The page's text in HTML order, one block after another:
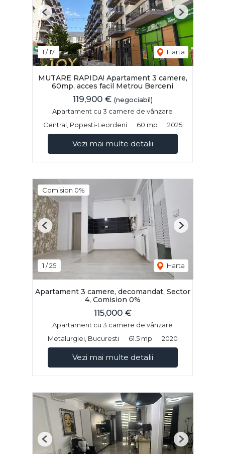
1 /17 Harta
Previous Next
MUTARE RAPIDA! Apartament 3 camere,
60mp, acces facil Metrou Berceni
119,900 € (negociabil)
Apartament cu 3 camere de vânzare
Central, Popesti-Leordeni
60 mp 2025
Vezi mai multe detalii
Comision 0%
1 /25 Harta
Previous Next
Apartament 3 camere, decomandat, Sector
4, Comision 0%
115,000 €
Apartament cu 3 camere de vânzare
Metalurgiei, Bucuresti
61.5 mp 2020
Vezi mai multe detalii
Previous Next